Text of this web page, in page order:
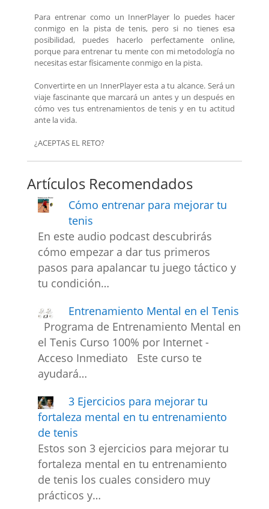
Para entrenar como un InnerPlayer lo puedes hacer
conmigo en la pista de tenis, pero si no tienes esa
posibilidad, puedes hacerlo perfectamente online,
porque para entrenar tu mente con mi metodología no
necesitas estar físicamente conmigo en la pista.
Convertirte en un InnerPlayer esta a tu alcance. Será un
viaje fascinante que marcará un antes y un después en
cómo ves tus entrenamientos de tenis y en tu actitud
ante la vida.
¿ACEPTAS EL RETO?
Artículos Recomendados
Cómo entrenar para mejorar tu
tenis
En este audio podcast descubrirás
cómo empezar a dar tus primeros
pasos para apalancar tu juego táctico y
tu condición…
Entrenamiento Mental en el Tenis
Programa de Entrenamiento Mental en
el Tenis Curso 100% por Internet -
Acceso Inmediato Este curso te
ayudará…
3 Ejercicios para mejorar tu
fortaleza mental en tu entrenamiento
de tenis
Estos son 3 ejercicios para mejorar tu
fortaleza mental en tu entrenamiento
de tenis los cuales considero muy
prácticos y…